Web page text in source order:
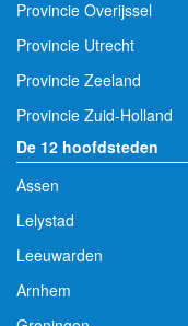
Provincie Overijssel
Provincie Utrecht
Provincie Zeeland
Provincie Zuid-Holland
De 12 hoofdsteden
Assen
Lelystad
Leeuwarden
Arnhem